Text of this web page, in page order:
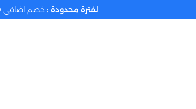
لفترة محدودة : خصم اضافي 10% علي اول اوردر ليك بكوبون